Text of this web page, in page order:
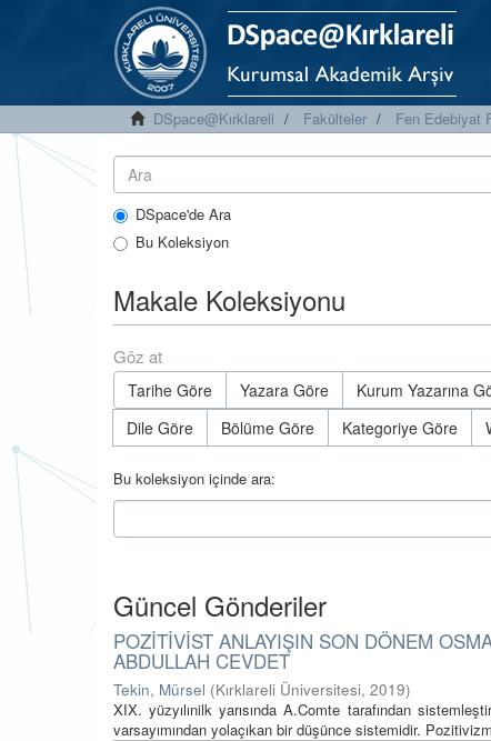
DSpace@Kırklareli Fakülteler Fen Edebiyat
DSpace'de Ara
Bu Koleksiyon
Makale Koleksiyonu
Göz at
Tarihe Göre Yazara Göre Kurum Yazarına
Dile Göre
Bölüme Göre Kategoriye Göre
Bu koleksiyon içinde ara:
Güncel Gönderiler
POZİTİVİST ANLAYIŞIN SON DÖNEM
ABDULLAH CEVDET
Tekin, Mürsel (Kırklareli Üniversitesi, 2019)
XIX. yüzyılınilk yarısında A.Comte tarafından
varsayımından yolaçıkan bir düşünce sistemidir.